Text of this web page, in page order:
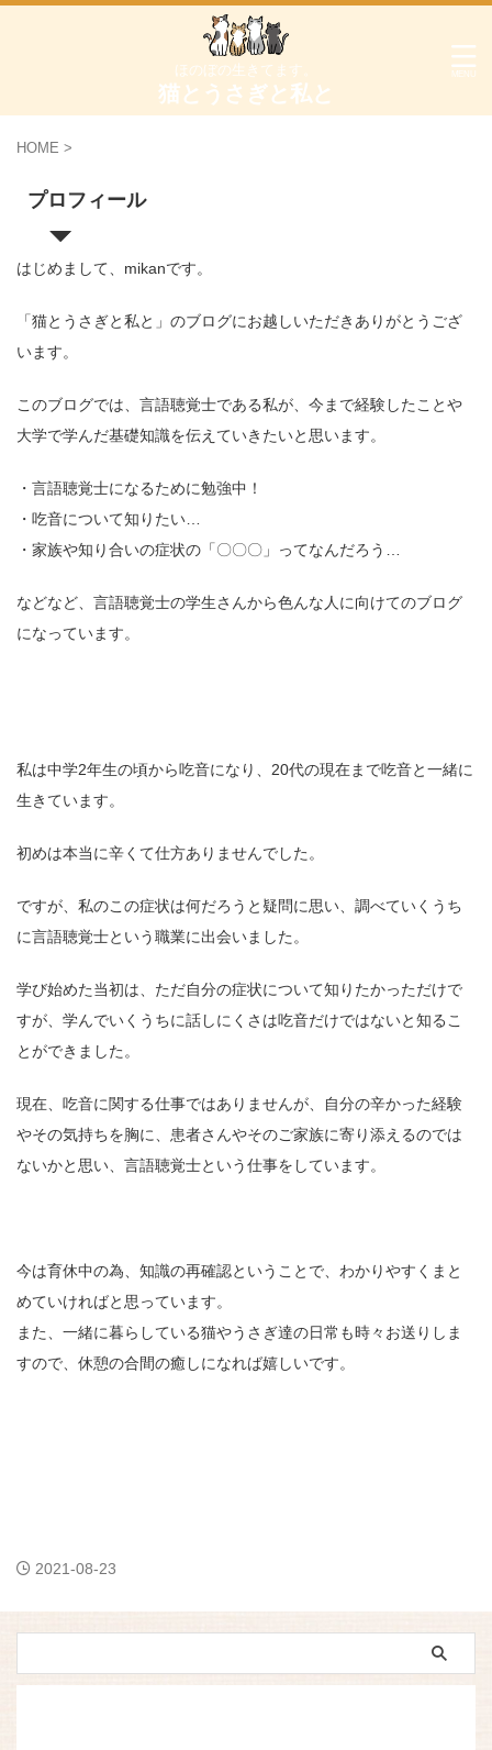
ほのぼの生きてます。
猫とうさぎと私と
HOME >
プロフィール
はじめまして、mikanです。
「猫とうさぎと私と」のブログにお越しいただきありがとうござ
います。
このブログでは、言語聴覚士である私が、今まで経験したことや
大学で学んだ基礎知識を伝えていきたいと思います。
・言語聴覚士になるために勉強中！
・吃音について知りたい…
・家族や知り合いの症状の「〇〇〇」ってなんだろう…
などなど、言語聴覚士の学生さんから色んな人に向けてのブログ
になっています。
私は中学2年生の頃から吃音になり、20代の現在まで吃音と一緒に
生きています。
初めは本当に辛くて仕方ありませんでした。
ですが、私のこの症状は何だろうと疑問に思い、調べていくうち
に言語聴覚士という職業に出会いました。
学び始めた当初は、 ただ自分の症状について知りたかっただけで
すが、学んでいくうちに話しにくさは吃音だけではないと知るこ
とができました。
現在、吃音に関する仕事ではありませんが、自分の辛かった経験
やその気持ちを胸に、患者さんやそのご家族に寄り添えるのでは
ないかと思い、言語聴覚士という仕事をしています。
今は育休中の為、知識の再確認ということで、わかりやすくまと
めていければと思っています。
また、一緒に暮らしている猫やうさぎ達の日常も時々お送りしま
すので、休憩の合間の癒しになれば嬉しいです。
2021-08-23